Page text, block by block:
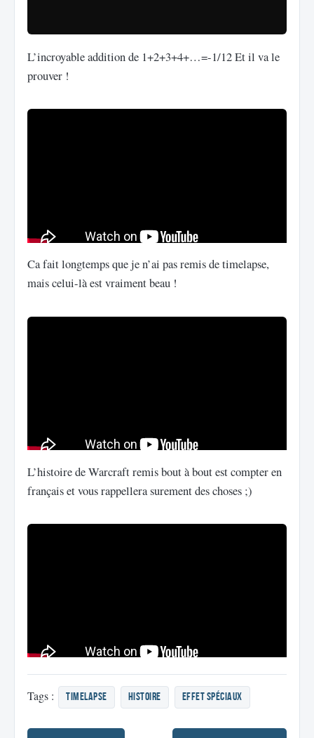
L’incroyable addition de 1+2+3+4+…=-1/12 Et il va le
prouver !
Ca fait longtemps que je n’ai pas remis de timelapse,
mais celui-là est vraiment beau !
L’histoire de Warcraft remis bout à bout est compter en
français et vous rappellera surement des choses ;)
Tags : Timelapse histoire effet spéciaux